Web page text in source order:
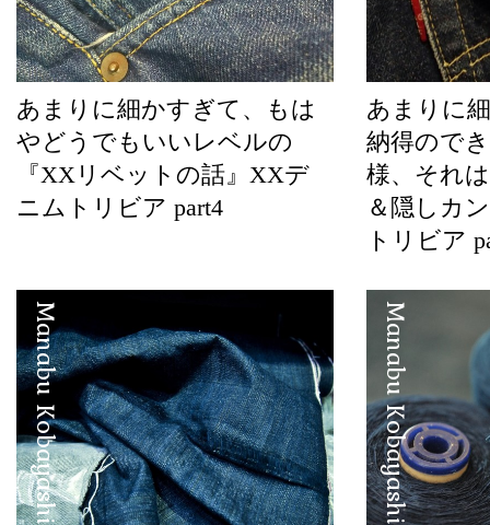
あまりに細かすぎて、もは
やどうでもいいレベルの
『XXリベットの話』XXデ
ニムトリビア part4
あまりに
納得ので
様、それ
＆隠しカ
トリビア
Manabu Kobayashi Manabu Kobayashi